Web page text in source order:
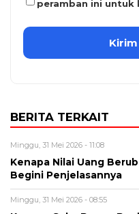
peramban ini untuk
BERITA TERKAIT
Minggu, 31 Mei 2026 - 11:08
Kenapa Nilai Uang
Begini Penjelasannya
Minggu, 31 Mei 2026 - 08:55